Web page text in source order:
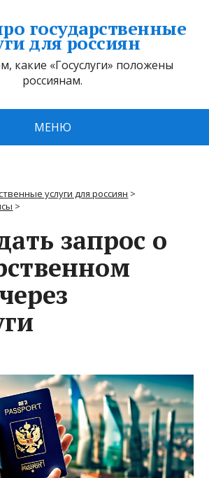
государственные
для россиян
какие «Госуслуги» положены
россиянам.
МЕНЮ
услуги для россиян >
>
запрос о